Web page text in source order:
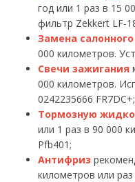
год или 1 раз в 15
фильтр Zekkert LF-
Замена
000 километров.
Свечи зажигания
000 километров.
0242235666 FR7DC+;
Тормозную
или 1 раз в 90 000
Pfb401;
Антифриз
километров или